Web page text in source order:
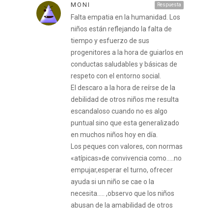
Respuesta
MONI
Falta empatia en la humanidad. Los
niños están reflejando la falta de
tiempo y esfuerzo de sus
progenitores a la hora de guiarlos en
conductas saludables y básicas de
respeto con el entorno social.
El descaro a la hora de reírse de la
debilidad de otros niños me resulta
escandaloso cuando no es algo
puntual sino que esta generalizado
en muchos niños hoy en día.
Los peques con valores, con normas
«atípicas»de convivencia como…..no
empujar,esperar el turno, ofrecer
ayuda si un niño se cae o la
necesita….. ,observo que los niños
abusan de la amabilidad de otros